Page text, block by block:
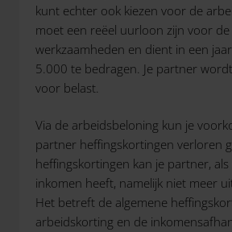
kunt echter ook kiezen voor de
moet een reëel uurloon zijn voor
werkzaamheden en dient in een
5.000 te bedragen. Je partner
voor belast.
Via de arbeidsbeloning kun je
partner heffingskortingen verloren
heffingskortingen kan je partner,
inkomen heeft, namelijk niet meer
Het betreft de algemene
arbeidskorting en de